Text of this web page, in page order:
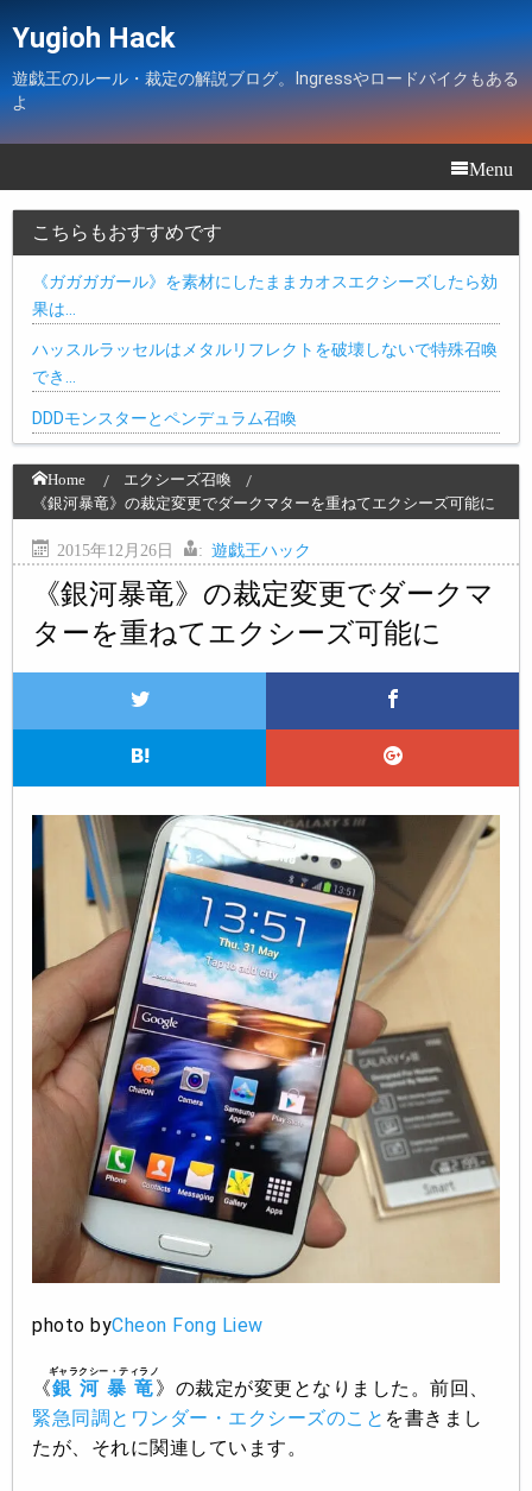
Yugioh Hack
遊戯王のルール・裁定の解説ブログ。Ingressやロードバイクもある
よ
Menu
こちらもおすすめです
《ガガガガール》を素材にしたままカオスエクシーズしたら効
果は…
ハッスルラッセルはメタルリフレクトを破壊しないで特殊召喚
でき…
DDDモンスターとペンデュラム召喚
Home
エクシーズ召喚
《銀河暴竜》の裁定変更でダークマターを重ねてエクシーズ可能に
2015年12月26日 : 遊戯王ハック
《銀河暴竜》の裁定変更でダークマ
ターを重ねてエクシーズ可能に
photo byCheon Fong Liew
《銀河暴竜
ギャラクシー・ティラノ
》の裁定が変更となりました。前回、
緊急同調とワンダー・エクシーズのこと を書きまし
たが、それに関連しています。